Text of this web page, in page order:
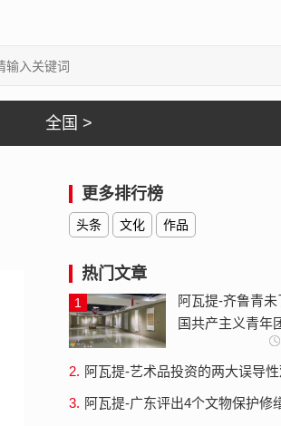
全国 >
更多排行榜
头条 文化 作品
热门文章
1
阿瓦提-齐鲁青未
国共产主义青年
周年山东省青年
品展...
2. 阿瓦提-艺术品投资的两大误导
3. 阿瓦提-广东评出4个文物保护修